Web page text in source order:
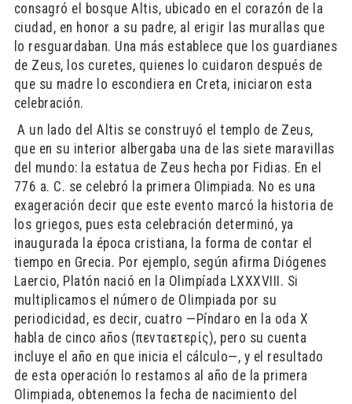
consagró el bosque Altis, ubicado en el corazón de la
ciudad, en honor a su padre, al erigir las murallas que
lo resguardaban. Una más establece que los guardianes
de Zeus, los curetes, quienes lo cuidaron después de
que su madre lo escondiera en Creta, iniciaron esta
celebración.
​ A un lado del Altis se construyó el templo de Zeus,
que en su interior albergaba una de las siete maravillas
del mundo: la estatua de Zeus hecha por Fidias. En el
776 a. C. se celebró la primera Olimpiada. No es una
exageración decir que este evento marcó la historia de
los griegos, pues esta celebración determinó, ya
inaugurada la época cristiana, la forma de contar el
tiempo en Grecia. Por ejemplo, según afirma Diógenes
Laercio, Platón nació en la Olimpíada LXXXVIII. Si
multiplicamos el número de Olimpiada por su
periodicidad, es decir, cuatro —Píndaro en la oda X
habla de cinco años (πενταετερίς), pero su cuenta
incluye el año en que inicia el cálculo—, y el resultado
de esta operación lo restamos al año de la primera
Olimpiada, obtenemos la fecha de nacimiento del